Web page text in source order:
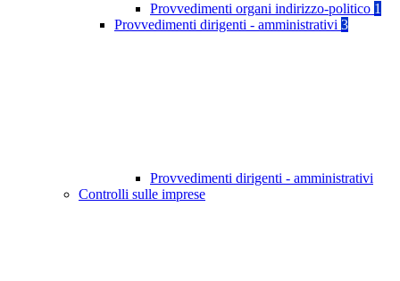
Provvedimenti organi indirizzo-politico 1
Provvedimenti dirigenti - amministrativi 3
Provvedimenti dirigenti - amministrativi
Controlli sulle imprese